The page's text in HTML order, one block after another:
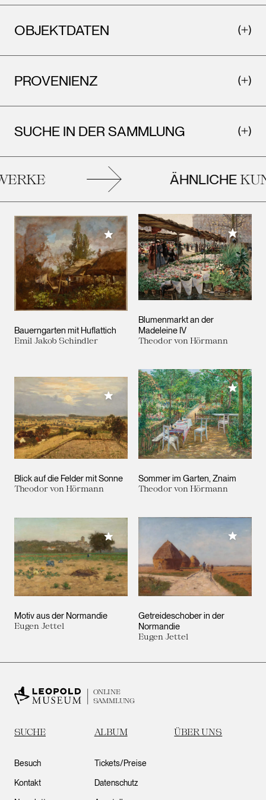
OBJEKTDATEN
PROVENIENZ
SUCHE IN DER SAMMLUNG
ÄHNLICHE
Bauerngarten mit Huflattich
Emil Jakob Schindler
Meiner Sammlung hinzufügen
Blumenmarkt an der
Madeleine IV
Theodor von Hörmann
Meiner
Blick auf die Felder mit Sonne
Theodor von Hörmann
Meiner Sammlung hinzufügen
Sommer im Garten, Znaim
Theodor von Hörmann
Meiner
Motiv aus der Normandie
Eugen Jettel
Meiner Sammlung hinzufügen
Getreideschober in der
Normandie
Eugen Jettel
Meiner
ONLINE
SAMMLUNG
SUCHE ALBUM ÜBER UNS
Besuch
Kontakt
Tickets/Preise
Datenschutz